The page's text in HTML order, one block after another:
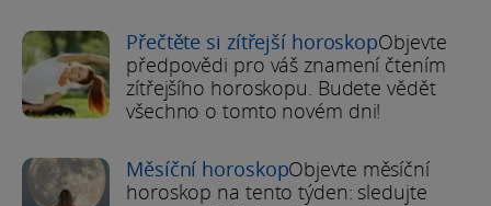
Přečtěte si zítřejší horoskopObjevte
předpovědi pro váš znamení čtením
zítřejšího horoskopu. Budete vědět
všechno o tomto novém dni!
Měsíční horoskopObjevte měsíční
horoskop na tento týden: sledujte